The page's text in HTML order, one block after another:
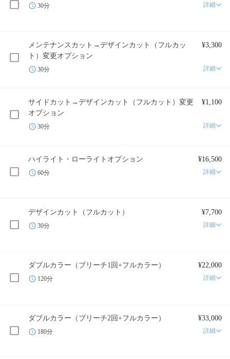
30分 詳細
メンテナンスカット→デザインカット（フルカッ
ト）変更オプション
¥3,300
30分 詳細
サイドカット→デザインカット（フルカット）変更
オプション
¥1,100
30分 詳細
ハイライト・ローライトオプション ¥16,500
60分 詳細
デザインカット（フルカット） ¥7,700
30分 詳細
ダブルカラー（ブリーチ1回+フルカラー） ¥22,000
120分 詳細
ダブルカラー（ブリーチ2回+フルカラー） ¥33,000
180分 詳細